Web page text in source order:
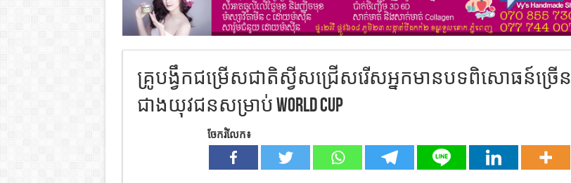
គ្រូបង្វឹកជម្រើសជាតិស្វីសជ្រើសរើសអ្នកមានបទពិសោធន៍ច្រើន
ជាងយុវជនសម្រាប់ World Cup
ចែករំលែក៖